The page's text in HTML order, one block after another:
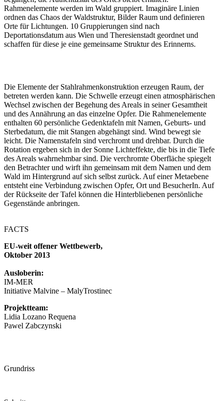
Rahmenelemente werden im Wald gruppiert. Imaginäre Linien
ordnen das Chaos der Waldstruktur, Bilder Raum und definieren
Orte für Lichtungen. 10 Gruppierungen sind nach
Deportationsdatum aus Wien und Theresienstadt geordnet und
schaffen für diese je eine gemeinsame Struktur des Erinnerns.
Die Elemente der Stahlrahmenkonstruktion erzeugen Raum, der
betreten werden kann. Die Schwelle erzeugt einen atmosphärischen
Wechsel zwischen der Begehung des Areals in seiner Gesamtheit
und des Annährung an das einzelne Opfer. Die Rahmenelemente
enthalten 60 persönliche Gedenktafeln mit Namen, Geburts- und
Sterbedatum, die mit Stangen abgehängt sind. Wind bewegt sie
leicht. Die Namenstafeln sind verchromt und drehbar. Durch die
Rotation ergeben sich in der Sonne Lichteffekte, die bis in die Tiefe
des Areals wahrnehmbar sind. Die verchromte Oberfläche spiegelt
den Betrachter und wirft ihn gemeinsam mit dem Namen und dem
Wald im Hintergrund auf sich selbst zurück. Auf einer Metaebene
entsteht eine Verbindung zwischen Opfer, Ort und BesucherIn. Auf
der Rückseite der Tafel können die Hinterbliebenen persönliche
Gegenstände anbringen.
FACTS
EU-weit offener Wettbewerb,
Oktober 2013
Ausloberin:
IM-MER
Initiative Malvine – MalyTrostinec
Projektteam:
Lidia Lozano Requena
Pawel Zabczynski
Grundriss